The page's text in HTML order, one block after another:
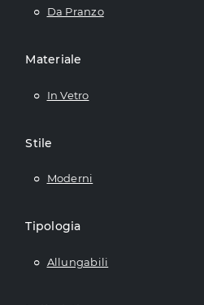
Da Pranzo
Materiale
In Vetro
Stile
Moderni
Tipologia
Allungabili